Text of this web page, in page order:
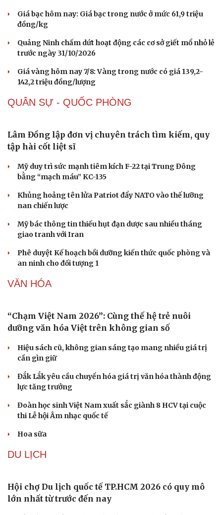
Sức khỏe
Dinh dưỡng - món ngon
Sản phụ khoa
Nhi khoa
Nam khoa
Làm đẹp - giảm cân
Phòng mạch online
Ăn sạch sống khỏe
Đời sống
Tình yêu - Gia đình
Buôn lậu, hàng giả diễn biến phức tạp, xử lý gần
68.000 vụ trong 6 tháng
giảm?
đồng/kg
Quảng Ninh chấm dứt hoạt động các cơ sở giết mổ nhỏ lẻ
Giá vàng hôm nay 7/8: Vàng trong nước có giá 139,2-
QUÂN SỰ - QUỐC PHÒNG
Lâm Đồng lập đơn vị chuyên trách tìm kiếm, quy
tập hài cốt liệt sĩ
bằng “mạch máu” KC-135
nan chiến lược
Mỹ bác thông tin thiếu hụt đạn dược sau nhiều tháng
Phê duyệt Kế hoạch bồi dưỡng kiến thức quốc phòng và
an ninh cho đối tượng 1
VĂN HÓA
“Chạm Việt Nam 2026”: Cùng thế hệ trẻ nuôi
dưỡng văn hóa Việt trên không gian số
Hiệu sách cũ, không gian sáng tạo mang nhiều giá trị
Đắk Lắk yêu cầu chuyển hóa giá trị văn hóa thành động
lực tăng trưởng